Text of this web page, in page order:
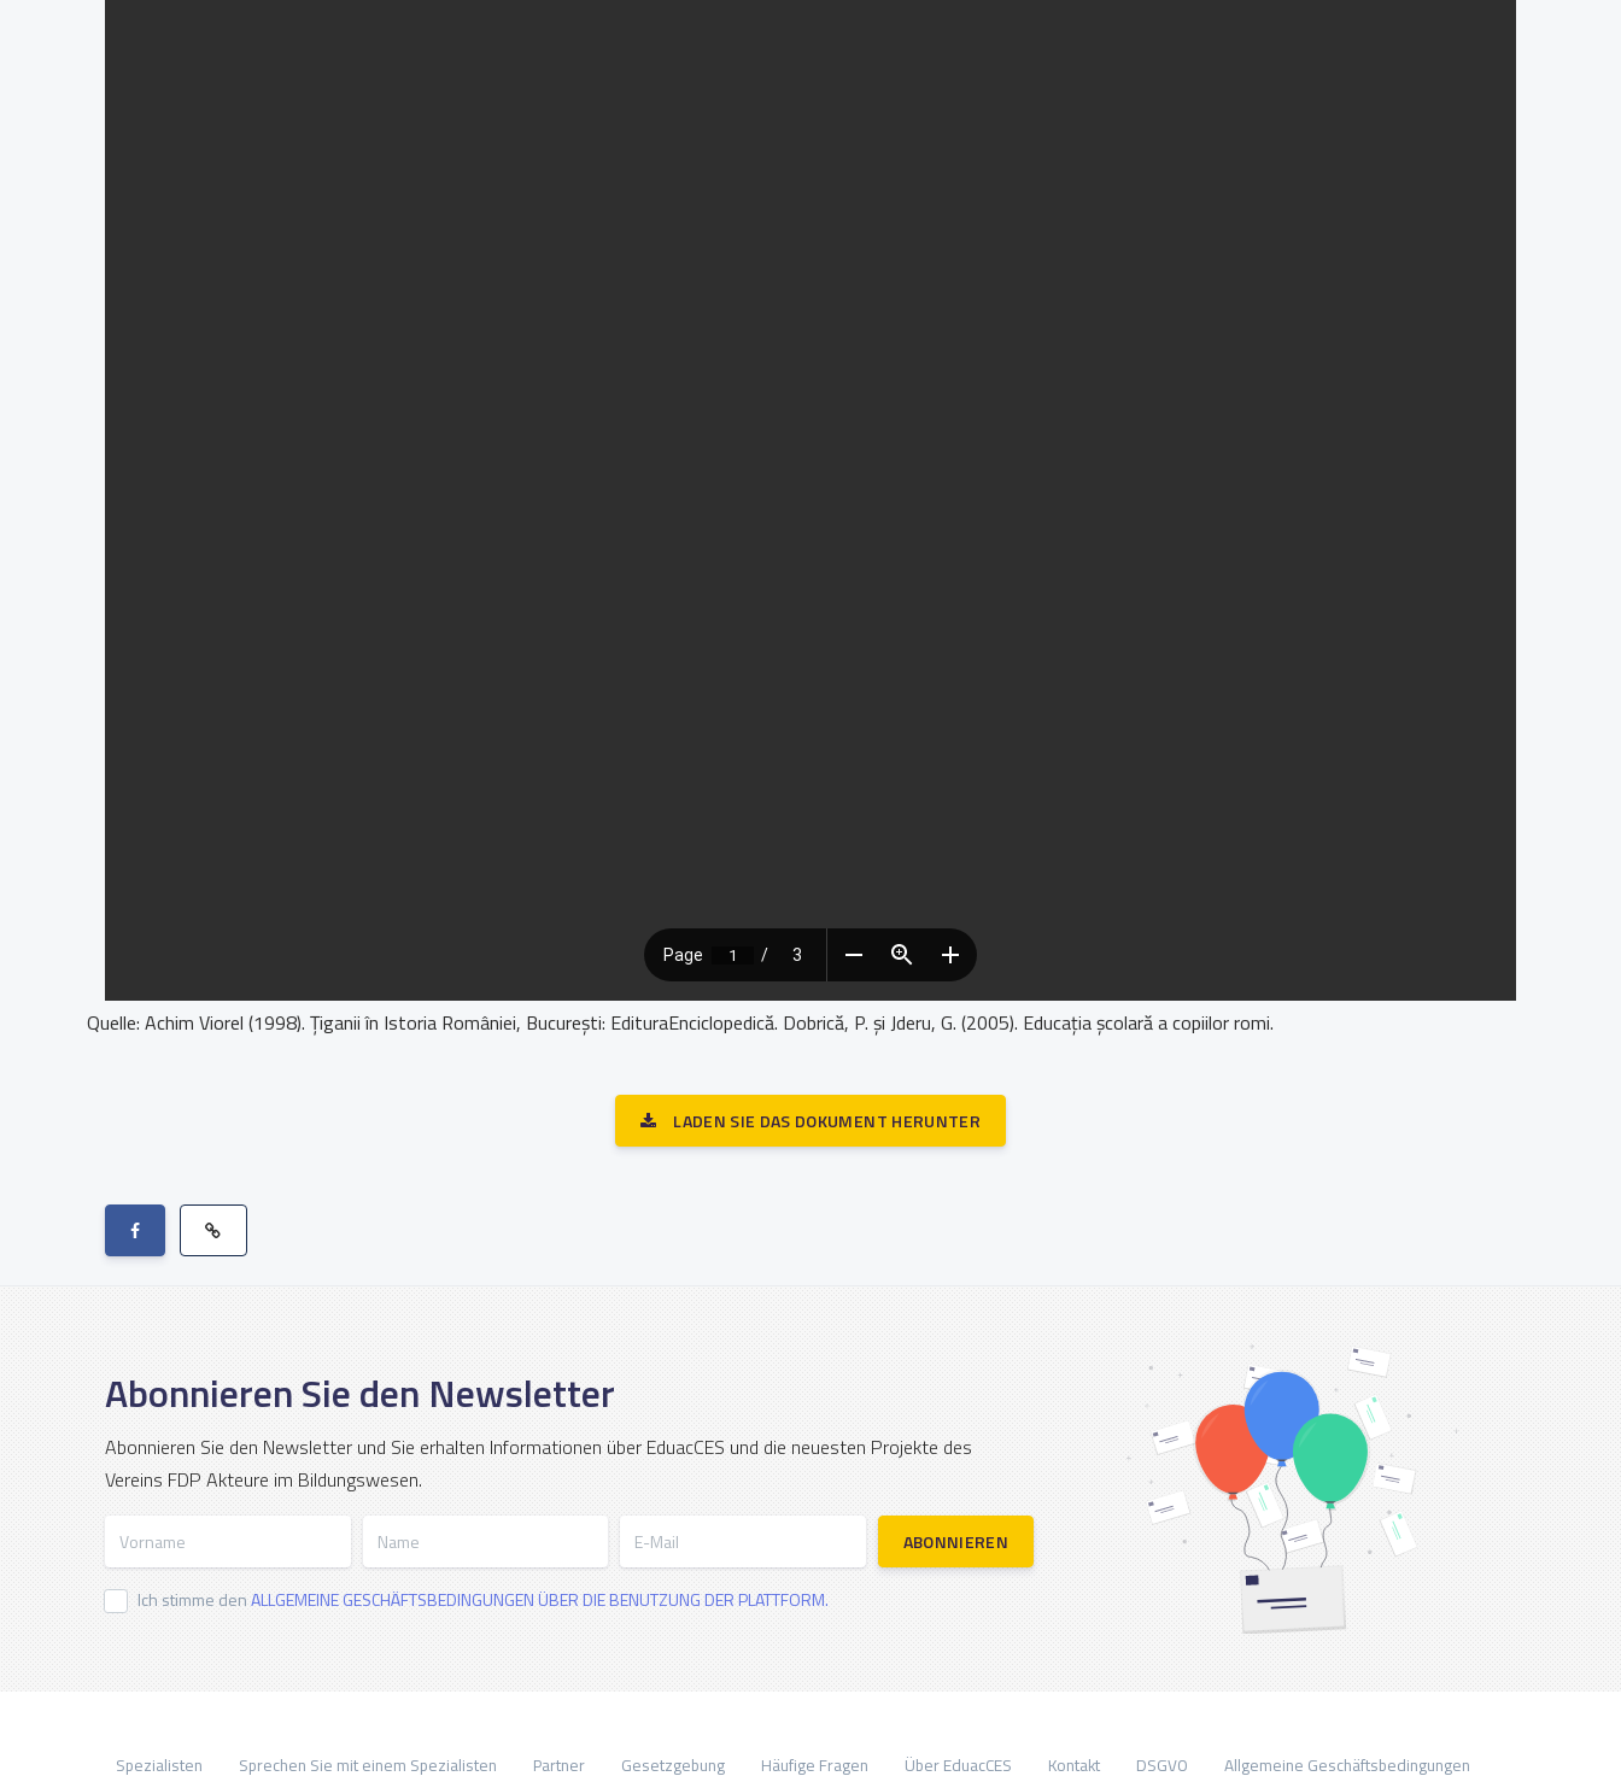
Quelle: Achim Viorel (1998). Ţiganii în Istoria României, Bucureşti: EdituraEnciclopedică. Dobrică, P. şi Jderu, G. (2005). Educaţia şcolară a copiilor romi.
LADEN SIE DAS DOKUMENT HERUNTER
Abonnieren Sie den Newsletter
Abonnieren Sie den Newsletter und Sie erhalten Informationen über EduacCES und die neuesten Projekte des
Vereins FDP Akteure im Bildungswesen.
ABONNIEREN
Ich stimme denALLGEMEINE GESCHÄFTSBEDINGUNGEN ÜBER DIE BENUTZUNG DER PLATTFORM.
Spezialisten Sprechen Sie mit einem Spezialisten Partner Gesetzgebung Häufige Fragen Über EduacCES Kontakt DSGVO Allgemeine Geschäftsbedingungen